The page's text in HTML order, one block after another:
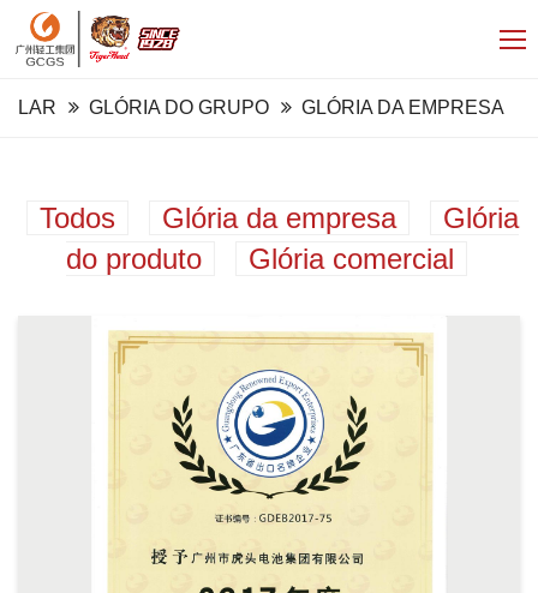
LAR GLÓRIA DO GRUPO GLÓRIA DA EMPRESA
Todos Glória da empresa
Glória
do produto
Glória comercial